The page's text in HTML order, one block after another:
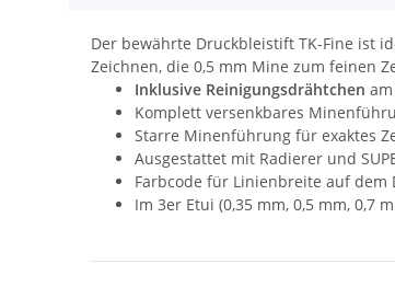
Der bewährte Druckbleistift TK-Fine ist
Zeichnen, die 0,5 mm Mine zum feinen
Inklusive Reinigungsdrähtchen
Komplett versenkbares
Starre Minenführung für exaktes
Ausgestattet mit Radierer und
Farbcode für Linienbreite auf dem
Im 3er Etui (0,35 mm, 0,5 mm, 0,7